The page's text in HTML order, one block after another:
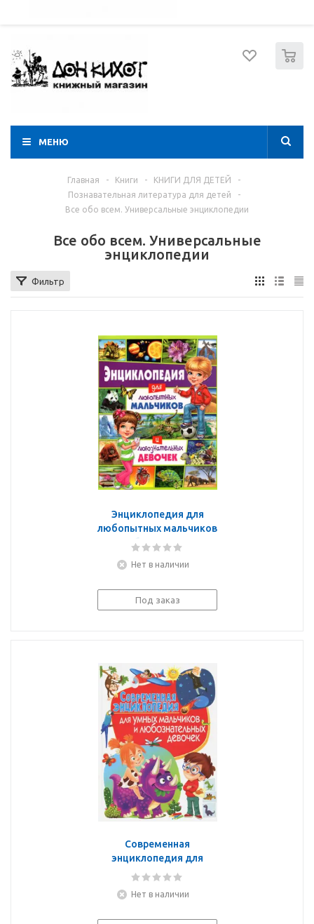
МЕНЮ
Главная - Книги - КНИГИ ДЛЯ ДЕТЕЙ
-
Познавательная литература для детей
-
Все обо всем. Универсальные энциклопедии
Все обо всем. Универсальные
энциклопедии
Фильтр
Энциклопедия для
любопытных мальчиков
и любознательных
Нет в наличии
Под заказ
Современная
энциклопедия для
умных мальчиков и
девочек
Нет в наличии